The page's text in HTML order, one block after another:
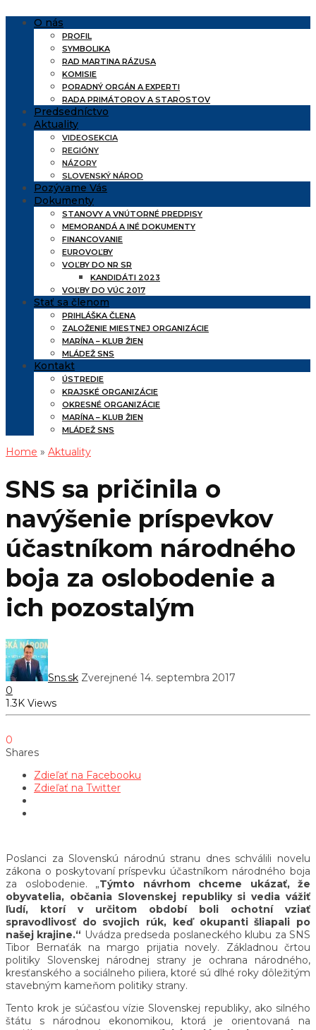
O nás
PROFIL
SYMBOLIKA
RAD MARTINA RÁZUSA
KOMISIE
PORADNÝ ORGÁN A EXPERTI
RADA PRIMÁTOROV A STAROSTOV
Predsedníctvo
Aktuality
VIDEOSEKCIA
REGIÓNY
NÁZORY
SLOVENSKÝ NÁROD
Pozývame Vás
Dokumenty
STANOVY A VNÚTORNÉ PREDPISY
MEMORANDÁ A INÉ DOKUMENTY
FINANCOVANIE
EUROVOĽBY
VOĽBY DO NR SR
KANDIDÁTI 2023
VOĽBY DO VÚC 2017
Stať sa členom
PRIHLÁŠKA ČLENA
ZALOŽENIE MIESTNEJ ORGANIZÁCIE
MARÍNA – KLUB ŽIEN
MLÁDEŽ SNS
Kontakt
ÚSTREDIE
KRAJSKÉ ORGANIZÁCIE
OKRESNÉ ORGANIZÁCIE
MARÍNA – KLUB ŽIEN
MLÁDEŽ SNS
Home » Aktuality
SNS sa pričinila o
navýšenie príspevkov
účastníkom národného
boja za oslobodenie a
ich pozostalým
Sns.sk Zverejnené 14. septembra 2017
0
1.3K Views
0
Shares
Zdieľať na Facebooku
Zdieľať na Twitter
Poslanci za Slovenskú národnú stranu dnes schválili novelu
zákona o poskytovaní príspevku účastníkom národného boja
za oslobodenie. „Týmto návrhom chceme ukázať, že
obyvatelia, občania Slovenskej republiky si vedia vážiť
ľudí, ktorí v určitom období boli ochotní vziať
spravodlivosť do svojich rúk, keď okupanti šliapali po
našej krajine.“ Uvádza predseda poslaneckého klubu za SNS
Tibor Bernaťák na margo prijatia novely. Základnou črtou
politiky Slovenskej národnej strany je ochrana národného,
kresťanského a sociálneho piliera, ktoré sú dlhé roky dôležitým
stavebným kameňom politiky strany.
Tento krok je súčasťou vízie Slovenskej republiky, ako silného
štátu s národnou ekonomikou, ktorá je orientovaná na